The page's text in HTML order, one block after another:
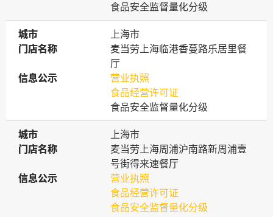
食品安全监督量化分级
城市
城市
上海市
门店名称
门店名称
麦当劳上海临港香蔓路乐居里餐
厅
信息公示
信息公示
营业执照
食品经营许可证
食品安全监督量化分级
城市
城市
上海市
门店名称
门店名称
麦当劳上海周浦沪南路新周浦壹
号街得来速餐厅
信息公示
信息公示
营业执照
食品经营许可证
食品安全监督量化分级